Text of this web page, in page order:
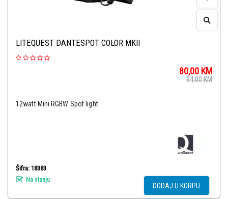
LITEQUEST DANTESPOT COLOR MKII
80,00 KM
94,00KM
12watt Mini RGBW Spot light
Šifra: 18383
Na stanju
DODAJ U KORPU